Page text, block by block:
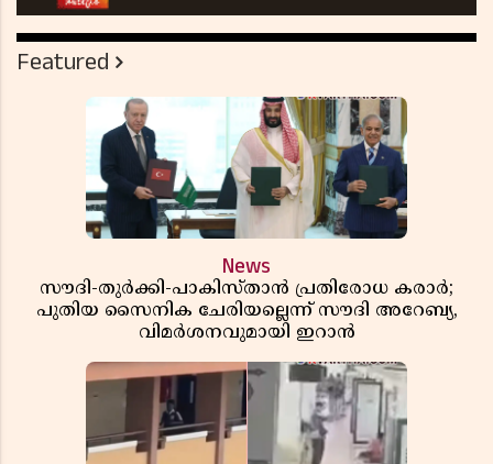
Featured
News
സൗദി-തുർക്കി-പാകിസ്താൻ പ്രതിരോധ കരാർ;
പുതിയ സൈനിക ചേരിയല്ലെന്ന് സൗദി അറേബ്യ,
വിമർശനവുമായി ഇറാൻ